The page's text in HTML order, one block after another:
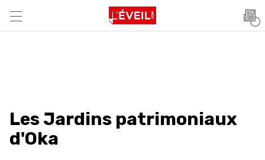
Les Jardins patrimoniaux
d'Oka